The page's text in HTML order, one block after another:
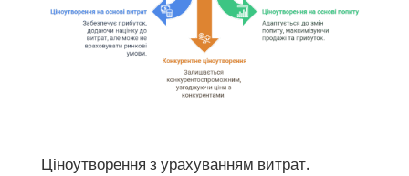
Ціноутворення з урахуванням витрат.